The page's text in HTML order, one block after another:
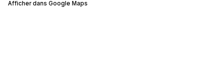
Afficher dans Google Maps